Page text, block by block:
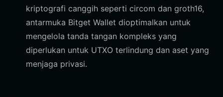
kriptografi canggih seperti circom dan groth16,
antarmuka Bitget Wallet dioptimalkan untuk
mengelola tanda tangan kompleks yang
diperlukan untuk UTXO terlindung dan aset yang
menjaga privasi.